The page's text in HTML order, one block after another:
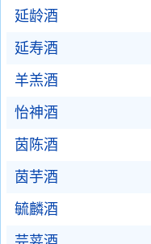
延龄酒
延寿酒
羊羔酒
怡神酒
茵陈酒
茵芋酒
毓麟酒